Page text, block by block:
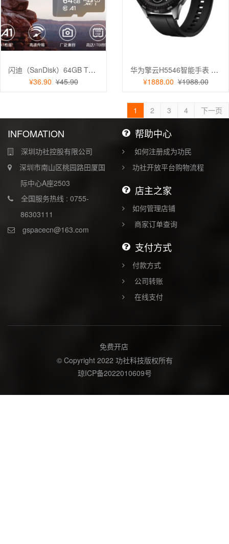
闪迪（SanDisk）64GB TF（MicroSD）存储卡 U1 C10 A1 高速手机通用内存卡
¥36.90 ¥45.90
华为擎云H5546智能手表 多场景赋能 健康检测 曜石黑
¥1888.00 ¥1988.00
1 2 3 4 下一页
INFOMATION
深圳功社控股有限公司
深圳市南山区桃园路田厦国
际中心A座2503
全国服务热线 : 0755-
86303111
gspacecn@163.com
帮助中心
如何注册成为功民
功社开放平台购物流程
店主之家
如何管理店铺
商家订单查询
支付方式
付款方式
公司转账
在线支付
免费开店
© Copyright 2022 功社科技版权所有
琼ICP备2022010609号